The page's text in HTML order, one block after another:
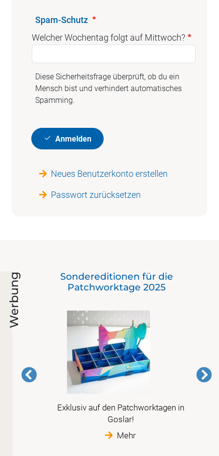
Spam-Schutz
Welcher Wochentag folgt auf Mittwoch?
Diese Sicherheitsfrage überprüft, ob du ein
Mensch bist und verhindert automatisches
Spamming.
Anmelden
Neues Benutzerkonto erstellen
Passwort zurücksetzen
Werbung
Sondereditionen für die
Patchworktage 2025
Exklusiv auf den Patchworktagen in
Goslar!
Mehr